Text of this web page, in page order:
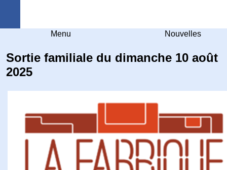
Menu Nouvelles
Sortie familiale du dimanche 10 août
2025